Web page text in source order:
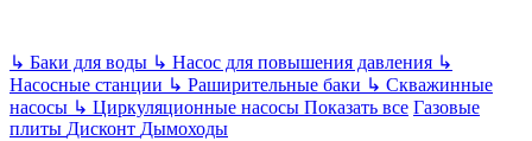
↳ Баки для воды ↳ Насос для повышения давления ↳
Насосные станции ↳ Раширительные баки ↳ Скважинные
насосы ↳ Циркуляционные насосы Показать все Газовые
плиты Дисконт Дымоходы